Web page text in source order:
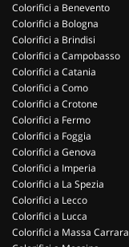
Colorifici a Benevento
Colorifici a Bologna
Colorifici a Brindisi
Colorifici a Campobasso
Colorifici a Catania
Colorifici a Como
Colorifici a Crotone
Colorifici a Fermo
Colorifici a Foggia
Colorifici a Genova
Colorifici a Imperia
Colorifici a La Spezia
Colorifici a Lecco
Colorifici a Lucca
Colorifici a Massa Carrara